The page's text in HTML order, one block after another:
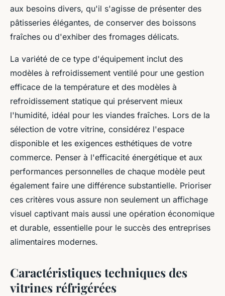
aux besoins divers, qu'il s'agisse de présenter des
pâtisseries élégantes, de conserver des boissons
fraîches ou d'exhiber des fromages délicats.
La variété de ce type d'équipement inclut des
modèles à refroidissement ventilé pour une gestion
efficace de la température et des modèles à
refroidissement statique qui préservent mieux
l'humidité, idéal pour les viandes fraîches. Lors de la
sélection de votre vitrine, considérez l'espace
disponible et les exigences esthétiques de votre
commerce. Penser à l'efficacité énergétique et aux
performances personnelles de chaque modèle peut
également faire une différence substantielle. Prioriser
ces critères vous assure non seulement un affichage
visuel captivant mais aussi une opération économique
et durable, essentielle pour le succès des entreprises
alimentaires modernes.
Caractéristiques techniques des
vitrines réfrigérées